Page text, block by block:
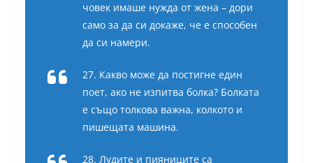
човек имаше нужда от жена – дори
само за да си докаже, че е способен
да си намери.
27. Какво може да постигне един
поет, ако не изпитва болка? Болката
е също толкова важна, колкото и
пишещата машина.
28. Лудите и пияниците са